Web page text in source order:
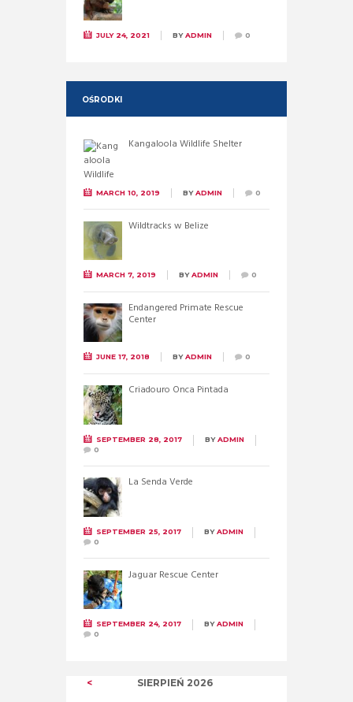
JULY 24, 2021 BYADMIN 0
OŚRODKI
Kangaloola Wildlife Shelter
MARCH 10, 2019 BYADMIN 0
Wildtracks w Belize
MARCH 7, 2019 BYADMIN 0
Endangered Primate Rescue
Center
JUNE 17, 2018 BYADMIN 0
Criadouro Onca Pintada
SEPTEMBER 28, 2017 BYADMIN
0
La Senda Verde
SEPTEMBER 25, 2017 BYADMIN
0
Jaguar Rescue Center
SEPTEMBER 24, 2017 BYADMIN
0
SIERPIEŃ 2026